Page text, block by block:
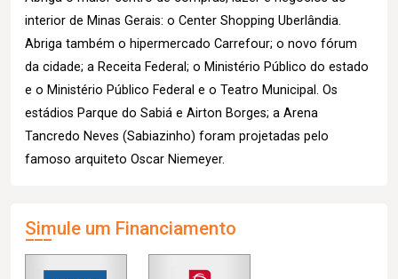
interior de Minas Gerais: o Center Shopping Uberlândia.
Abriga também o hipermercado Carrefour; o novo fórum
da cidade; a Receita Federal; o Ministério Público do estado
e o Ministério Público Federal e o Teatro Municipal. Os
estádios Parque do Sabiá e Airton Borges; a Arena
Tancredo Neves (Sabiazinho) foram projetadas pelo
famoso arquiteto Oscar Niemeyer.
Simule um Financiamento